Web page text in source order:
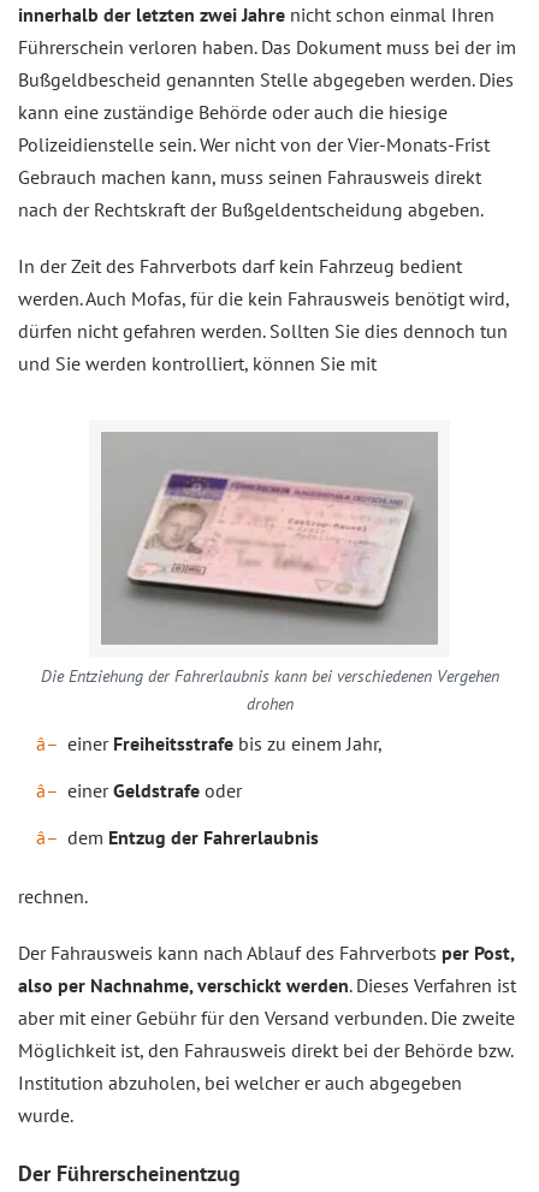
innerhalb der letzten zwei Jahre nicht schon einmal Ihren
Führerschein verloren haben. Das Dokument muss bei der im
Bußgeldbescheid genannten Stelle abgegeben werden. Dies
kann eine zuständige Behörde oder auch die hiesige
Polizeidienstelle sein. Wer nicht von der Vier-Monats-Frist
Gebrauch machen kann, muss seinen Fahrausweis direkt
nach der Rechtskraft der Bußgeldentscheidung abgeben.
In der Zeit des Fahrverbots darf kein Fahrzeug bedient
werden. Auch Mofas, für die kein Fahrausweis benötigt wird,
dürfen nicht gefahren werden. Sollten Sie dies dennoch tun
und Sie werden kontrolliert, können Sie mit
Die Entziehung der Fahrerlaubnis kann bei verschiedenen Vergehen
drohen
einer Freiheitsstrafe bis zu einem Jahr,
einerGeldstrafe oder
dem Entzug der Fahrerlaubnis
rechnen.
Der Fahrausweis kann nach Ablauf des Fahrverbots per Post,
also per Nachnahme, verschickt werden. Dieses Verfahren ist
aber mit einer Gebühr für den Versand verbunden. Die zweite
Möglichkeit ist, den Fahrausweis direkt bei der Behörde bzw.
Institution abzuholen, bei welcher er auch abgegeben
wurde.
Der Führerscheinentzug